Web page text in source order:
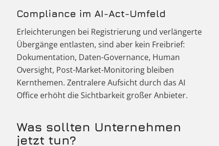
Compliance im AI-Act-Umfeld
Erleichterungen bei Registrierung und verlängerte
Übergänge entlasten, sind aber kein Freibrief:
Dokumentation, Daten-Governance, Human
Oversight, Post-Market-Monitoring bleiben
Kernthemen. Zentralere Aufsicht durch das AI
Office erhöht die Sichtbarkeit großer Anbieter.
Was sollten Unternehmen
jetzt tun?